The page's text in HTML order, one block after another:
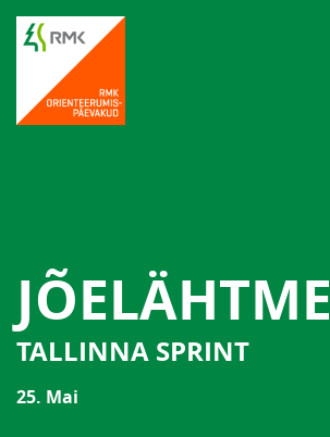
JÕELÄHTME
TALLINNA SPRINT
25. Mai